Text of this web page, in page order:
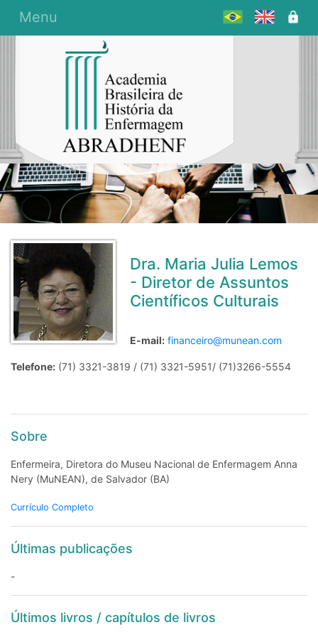
Menu
Dra. Maria Julia Lemos
- Diretor de Assuntos
Científicos Culturais
E-mail: financeiro@munean.com
Telefone: (71) 3321-3819 / (71) 3321-5951/ (71)3266-5554
Sobre
Enfermeira, Diretora do Museu Nacional de Enfermagem Anna
Nery (MuNEAN), de Salvador (BA)
Currículo Completo
Últimas publicações
-
Últimos livros / capítulos de livros